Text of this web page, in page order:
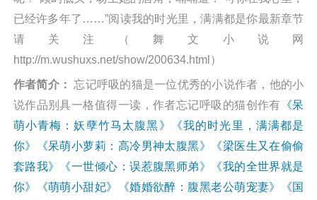
已经许多年了……”阅读我的时光里，满满都是你最新章节
请关注（舞文小说网
http://m.wushuxs.net/show/200634.html）
作者简介： 忘记呼吸的猫是一位优秀的小说作者，他的小
说作品别具一格值得一读，作者忘记呼吸的猫创作有 《呆
萌小青梅：妖孽竹马太腹黑》
《我的时光里，满满都是
你》
《呆萌小萝莉：高冷男神太腹黑》
《梁医生又在偷偷
套路我》
《一世倾心：误惹腹黑师弟》
《我的全世界就是
你》
《萌萌小甜妃》 《婚婚欲醉：腹黑老公萌宠妻》
《国